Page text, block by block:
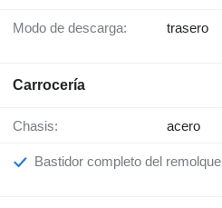
Modo de descarga: trasero
Carrocería
Chasis: acero
Bastidor completo del remolque